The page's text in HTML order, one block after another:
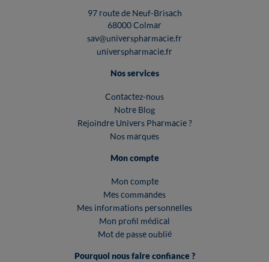
97 route de Neuf-Brisach
68000 Colmar
sav@universpharmacie.fr
universpharmacie.fr
Nos services
Contactez-nous
Notre Blog
Rejoindre Univers Pharmacie ?
Nos marques
Mon compte
Mon compte
Mes commandes
Mes informations personnelles
Mon profil médical
Mot de passe oublié
Pourquoi nous faire confiance ?